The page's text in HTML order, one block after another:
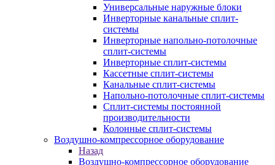
Универсальные наружные блоки
Инверторные канальные сплит-
системы
Инверторные напольно-потолочные
сплит-системы
Инверторные сплит-системы
Кассетные сплит-системы
Канальные сплит-системы
Напольно-потолочные сплит-системы
Сплит-системы постоянной
производительности
Колонные сплит-системы
Воздушно-компрессорное оборудование
Назад
Воздушно-компрессорное оборудование